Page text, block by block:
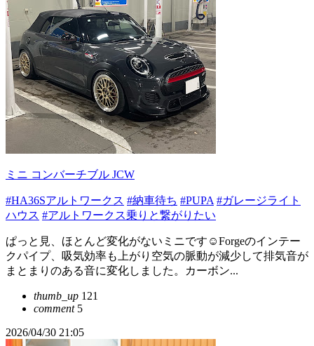
ミニ コンバーチブル JCW
#HA36Sアルトワークス #納車待ち #PUPA #ガレージライト
ハウス #アルトワークス乗りと繋がりたい
ぱっと見、ほとんど変化がないミニです☺️Forgeのインテー
クパイプ、吸気効率も上がり空気の脈動が減少して排気音が
まとまりのある音に変化しました。カーボン...
thumb_up 121
comment5
2026/04/30 21:05